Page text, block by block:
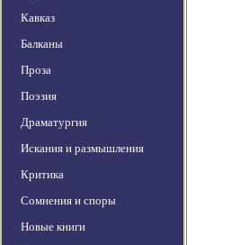
Кавказ
Балканы
Проза
Поэзия
Драматургия
Искания и размышления
Критика
Сомнения и споры
Новые книги